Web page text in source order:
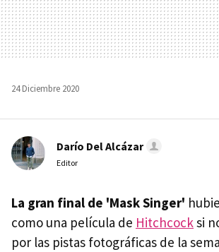
24 Diciembre 2020
Darío Del Alcázar
Editor
La gran final de 'Mask Singer'
como una película de Hitchcocksi
por las pistas fotográficas de la